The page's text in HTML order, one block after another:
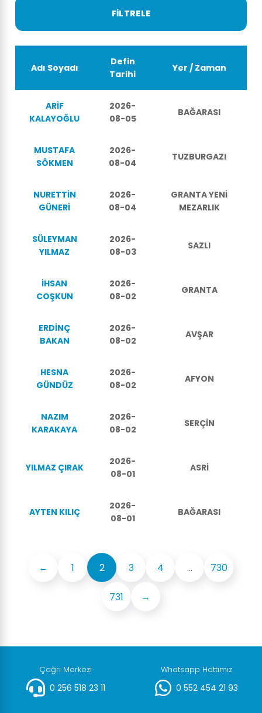
Adı Soyadı
Defin
Tarihi
Yer / Zaman
ARİF
KALAYOĞLU
2026-
08-05
BAĞARASI
MUSTAFA
SÖKMEN
2026-
08-04
TUZBURGAZI
NURETTİN
GÜNERİ
2026-
08-04
GRANTA YENİ
MEZARLIK
SÜLEYMAN
YILMAZ
2026-
08-03
SAZLI
İHSAN
COŞKUN
2026-
08-02
GRANTA
ERDİNÇ
BAKAN
2026-
08-02
AVŞAR
HESNA
GÜNDÜZ
2026-
08-02
AFYON
NAZIM
KARAKAYA
2026-
08-02
SERÇİN
YILMAZ ÇIRAK
2026-
08-01
ASRİ
AYTEN KILIÇ
2026-
08-01
BAĞARASI
← 1 2 3 4 ... 730
731 →
Çağrı Merkezi
0 256 518 23 11
Whatsapp Hattımız
0 552 454 21 93